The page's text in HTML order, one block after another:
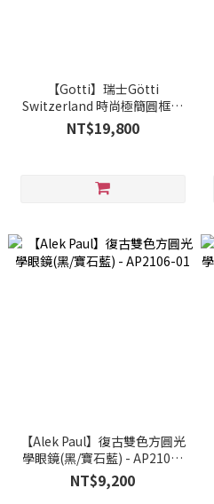
【Gotti】瑞士Götti
Switzerland 時尚極簡圓框光
學眼鏡 - ASTRY_BLKM
NT$19,800
【Alek Paul】復古雙色方圓光
學眼鏡(黑/寶石藍) - AP2106-
01
NT$9,200